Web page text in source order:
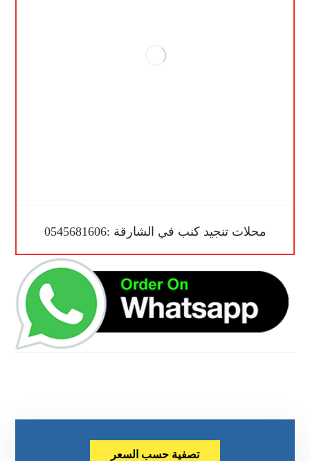
محلات تنجيد كنب في الشارقة :0545681606
تصفية حسب السعر